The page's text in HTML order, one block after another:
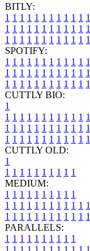
BITLY:
1 1 1 1 1 1 1 1 1 1 1 1
1 1 1 1 1 1 1 1 1 1 1 1
1 1 1 1 1 1 1 1 1 1 1 1
SPOTIFY:
1 1 1 1 1 1 1 1 1 1 1 1
1 1 1 1 1 1 1 1 1 1 1 1
1 1 1 1 1 1 1 1 1 1 1 1
CUTTLY BIO:
1
1 1 1 1 1 1 1 1 1 1 1 1
1 1 1 1 1 1 1 1 1 1 1 1
1 1 1 1 1 1 1 1 1 1 1 1
CUTTLY OLD:
1
1 1 1 1 1 1 1 1 1 1
MEDIUM:
1 1 1 1 1 1 1 1 1 1
1 1 1 1 1 1 1 1 1 1 1 1
1 1 1 1 1 1 1 1 1 1 1 1
PARALLELS:
1 1 1 1 1 1 1 1 1 1